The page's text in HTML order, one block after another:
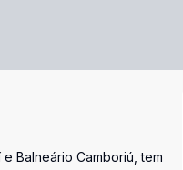
Balneário Camboriú, tem